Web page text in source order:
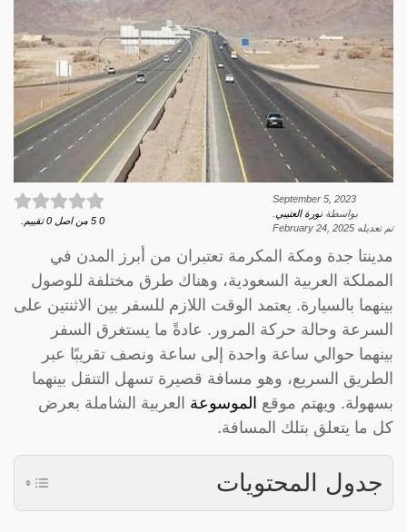
September 5, 2023
بواسطةنورة العتيبي
تم تعديله February 24, 2025
0
5 من اصل 0 تقييم.
مدينتا جدة ومكة المكرمة تعتبران من أبرز المدن في
المملكة العربية السعودية، وهناك طرق مختلفة للوصول
بينهما بالسيارة. يعتمد الوقت اللازم للسفر بين الاثنتين على
السرعة وحالة حركة المرور. عادةً ما يستغرق السفر
بينهما حوالي ساعة واحدة إلى ساعة ونصف تقريبًا عبر
الطريق السريع، وهو مسافة قصيرة تسهل التنقل بينهما
بسهولة. ويهتم موقع الموسوعة العربية الشاملة بعرض
كل ما يتعلق بتلك المسافة.
جدول المحتويات